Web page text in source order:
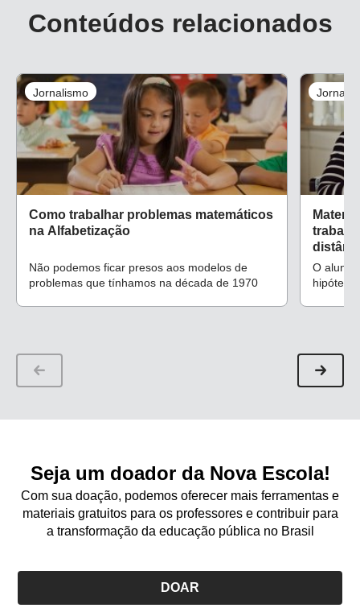
Conteúdos relacionados
Jornalismo
Como trabalhar problemas matemáticos
na Alfabetização
Não podemos ficar presos aos modelos de
problemas que tínhamos na década de 1970
O aluno
Seja um doador da Nova Escola!
Com sua doação, podemos oferecer mais ferramentas e
materiais gratuitos para os professores e contribuir para
a transformação da educação pública no Brasil
DOAR